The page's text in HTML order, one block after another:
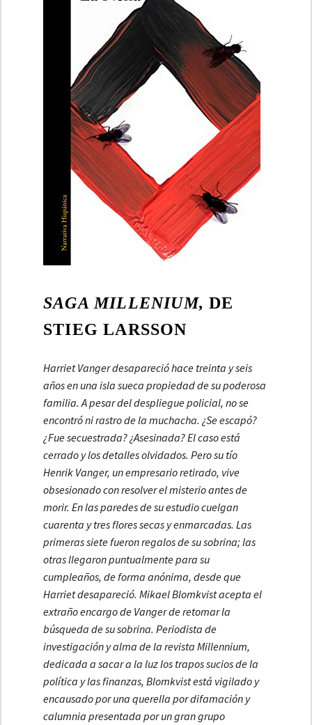
SAGA MILLENIUM, DE
STIEG LARSSON
Harriet Vanger desapareció hace treinta y seis
años en una isla sueca propiedad de su poderosa
familia. A pesar del despliegue policial, no se
encontró ni rastro de la muchacha. ¿Se escapó?
¿Fue secuestrada? ¿Asesinada? El caso está
cerrado y los detalles olvidados. Pero su tío
Henrik Vanger, un empresario retirado, vive
obsesionado con resolver el misterio antes de
morir. En las paredes de su estudio cuelgan
cuarenta y tres flores secas y enmarcadas. Las
primeras siete fueron regalos de su sobrina; las
otras llegaron puntualmente para su
cumpleaños, de forma anónima, desde que
Harriet desapareció. Mikael Blomkvist acepta el
extraño encargo de Vanger de retomar la
búsqueda de su sobrina. Periodista de
investigación y alma de la revista Millennium,
dedicada a sacar a la luz los trapos sucios de la
política y las finanzas, Blomkvist está vigilado y
encausado por una querella por difamación y
calumnia presentada por un gran grupo